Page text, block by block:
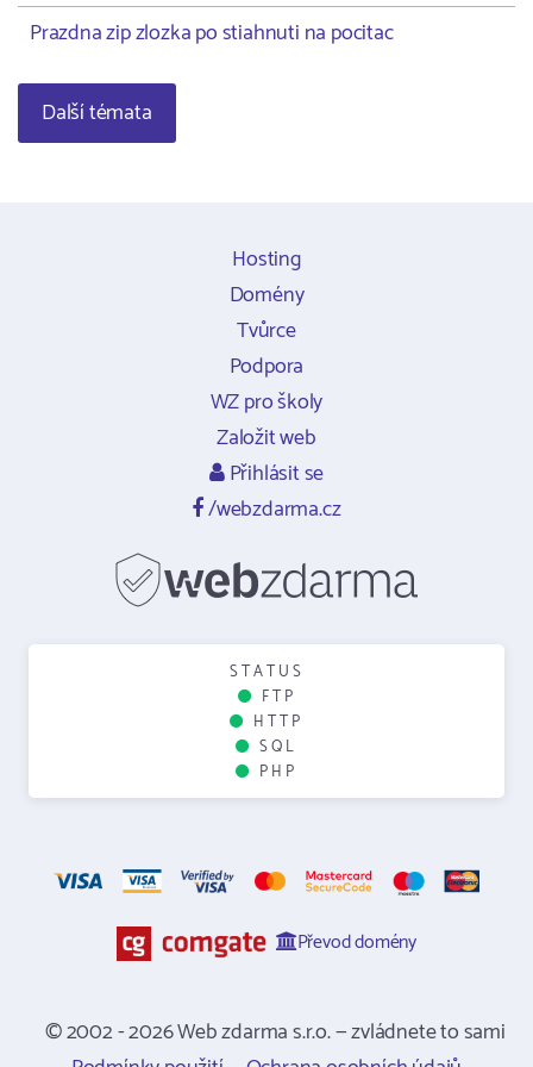
Prazdna zip zlozka po stiahnuti na pocitac
Další témata
Hosting
Domény
Tvůrce
Podpora
WZ pro školy
Založit web
Přihlásit se
/webzdarma.cz
STATUS
FTP
HTTP
SQL
PHP
Převod domény
© 2002 - 2026 Web zdarma s.r.o. — zvládnete to sami